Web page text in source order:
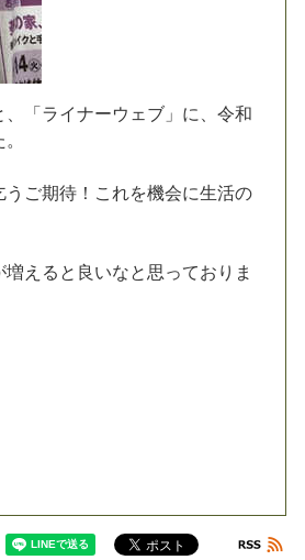
「 ライナーウ ェ ブ 」 に 令和
。
う ご期待 ！ こ れを機会に生活の
増 え る と 良 いなと 思ってお り ま